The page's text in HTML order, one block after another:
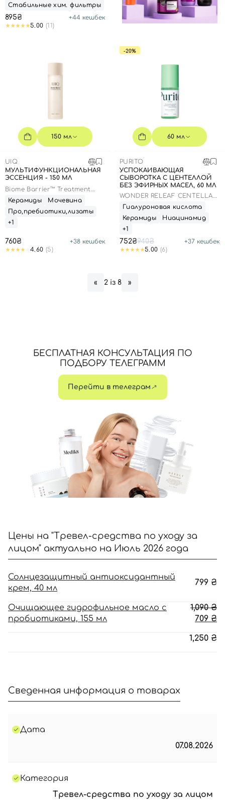
Стабильные хим. фильтры
895₴ +44 кешбек
5.00 (11)
150 мл
UIQ
МУЛЬТИФУНКЦИОНАЛЬНАЯ
ЭССЕНЦИЯ - 150 МЛ
Biome Barrier™ Treatment
Essence
Керамиды
Мочевина
Про,пребиотики,лизаты
+1
760₴ +38 кешбек
4.60 (5)
-20%
60 мл
PURITO
УСПОКАИВАЮЩАЯ
СЫВОРОТКА С ЦЕНТЕЛЛОЙ
БЕЗ ЭФИРНЫХ МАСЕЛ, 60 МЛ
WONDER RELEAF CENTELLA
SERUM UNSCENTED
Гиалуроновая кислота
Керамиды
Ниацинамид
+1
752₴940₴ +37 кешбек
5.00 (6)
« 2 із 8 »
БЕСПЛАТНАЯ КОНСУЛЬТАЦИЯ ПО
ПОДБОРУ ТЕЛЕГРАММ
Перейти в телеграм
Цены на "Тревел-средства по уходу за
лицом" актуально на Июль 2026 года
Солнцезащитный антиоксидантный
крем, 40 мл
799 ₴
Очищающее гидрофильное масло с
пробиотиками, 155 мл
1,090₴
709 ₴
1,250 ₴
Сведенная информация о товарах
Дата
07.08.2026
Категория
Тревел-средства по уходу за лицом
Номер телефона
Отправляя форму для авторизации/регистрации, вы
принимаете условияПользовательские соглашения
Войти с помощью e-mail